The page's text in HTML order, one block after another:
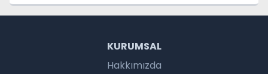
KURUMSAL
Hakkımızda